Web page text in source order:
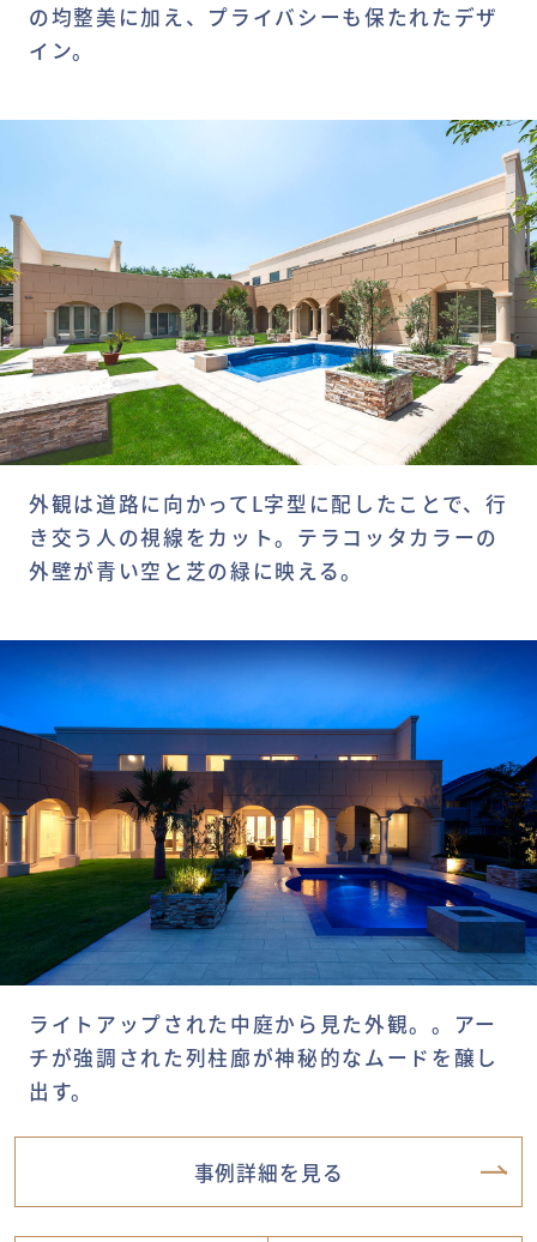
の均整美に加え、プライバシーも保たれたデザ
イン。
外観は道路に向かってL字型に配したことで、行
き交う人の視線をカット。テラコッタカラーの
外壁が青い空と芝の緑に映える。
ライトアップされた中庭から見た外観。。アー
チが強調された列柱廊が神秘的なムードを醸し
出す。
事例詳細を見る